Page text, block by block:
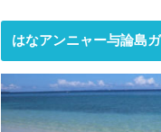
はなアンニャー与論島